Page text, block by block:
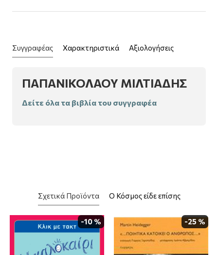
Συγγραφέας Χαρακτηριστικά Αξιολογήσεις
ΠΑΠΑΝΙΚΟΛΑΟΥ ΜΙΛΤΙΑΔΗΣ
Δείτε όλα τα βιβλία του συγγραφέα
Σχετικά Προϊόντα Ο Κόσμος είδε επίσης
-10 % -25 %